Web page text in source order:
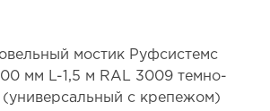
мостик Руфсистемс
мм L-1,5 м RAL 3009 темно-
(универсальный с крепежом)